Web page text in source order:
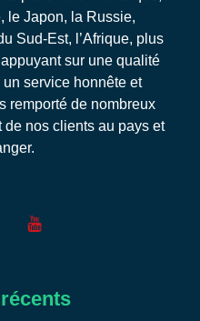
le Japon, la Russie,
Sud-Est, l’Afrique, plus
sur une qualité
service honnête et
remporté de nombreux
nos clients au pays et